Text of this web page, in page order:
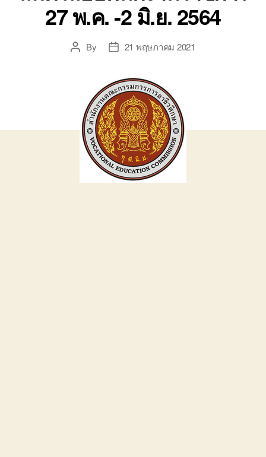
27 พ.ค. -2 มิ.ย. 2564
PostBy
Post21 พฤษภาคม 2021